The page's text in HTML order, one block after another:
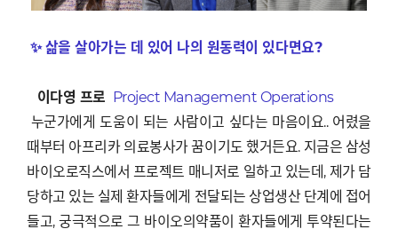
✨ 삶을 살아가는 데 있어 나의 원동력이 있다면요?
이다영 프로 Project Management Operations
누군가에게 도움이 되는 사람이고 싶다는 마음이요.. 어렸을
때부터 아프리카 의료봉사가 꿈이기도 했거든요. 지금은 삼성
바이오로직스에서 프로젝트 매니저로 일하고 있는데, 제가 담
당하고 있는 실제 환자들에게 전달되는 상업생산 단계에 접어
들고, 궁극적으로 그 바이오의약품이 환자들에게 투약된다는